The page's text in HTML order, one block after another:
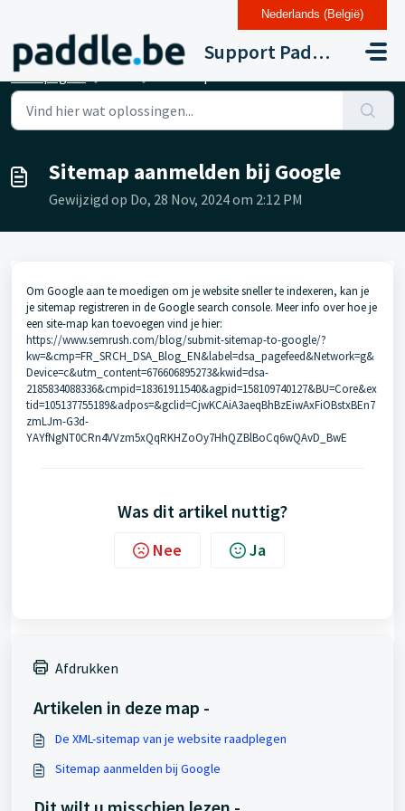
Doorgaan naar hoofdinhoud
Support Paddle Drupal 11
Startpagina
Sitemap aanmelden bij Google
Gewijzigd op Do, 28 Nov, 2024 om 2:12 PM
Om Google aan te moedigen om je website sneller te indexeren, kan je
je sitemap registreren in de Google search console. Meer info over hoe je
een site-map kan toevoegen vind je hier:
https://www.semrush.com/blog/submit-sitemap-to-google/?
kw=&cmp=FR_SRCH_DSA_Blog_EN&label=dsa_pagefeed&Network=g&
Device=c&utm_content=676606895273&kwid=dsa-
2185834088336&cmpid=18361911540&agpid=158109740127&BU=Core&ex
tid=105137755189&adpos=&gclid=CjwKCAiA3aeqBhBzEiwAxFiOBstxBEn7
zmLJm-G3d-
YAYfNgNT0CRn4VVzm5xQqRKHZoOy7HhQZBlBoCq6wQAvD_BwE
Was dit artikel nuttig?
Nee Ja
Afdrukken
Artikelen in deze map -
De XML-sitemap van je website raadplegen
Sitemap aanmelden bij Google
Nederlands (België)